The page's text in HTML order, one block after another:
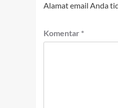
Alamat email Anda
Komentar *